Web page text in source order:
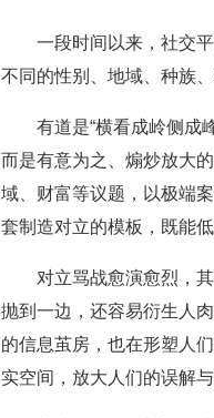
一段时间以来，社交平
不同的性别、地域、种族
有道是“横看成岭侧成峰
而是有意为之、煽炒放大
域、财富等议题，以极端
套制造对立的模板，既能
对立骂战愈演愈烈，其
抛到一边，还容易衍生人
的信息茧房，也在形塑人
实空间，放大人们的误解